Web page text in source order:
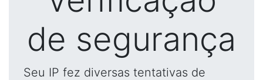
de segurança
Seu IP fez diversas tentativas de